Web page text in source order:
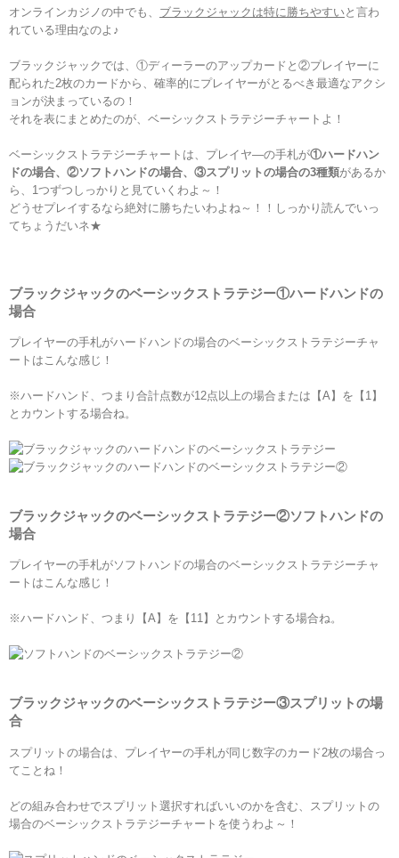
オンラインカジノの中でも、 ブラックジャックは特に勝ちやすいと言わ
れている理由なのよ♪
ブラックジャックでは、①ディーラーのアップカードと②プレイヤーに
配られた2枚のカードから、確率的にプレイヤーがとるべき最適なアクシ
ョンが決まっているの！
それを表にまとめたのが、ベーシックストラテジーチャートよ！
ベーシックストラテジーチャートは、プレイヤ―の手札が①ハードハン
ドの場合、②ソフトハンドの場合、③スプリットの場合の3種類があるか
ら、1つずつしっかりと見ていくわよ～！
どうせプレイするなら絶対に勝ちたいわよね～！！しっかり読んでいっ
てちょうだいネ★
ブラックジャックのベーシックストラテジー①ハードハンドの
場合
プレイヤーの手札がハードハンドの場合のベーシックストラテジーチャ
ートはこんな感じ ！
※ハードハンド、つまり合計点数が12点以上の場合または 【A】を【1】
とカウントする場合ね。
ブラックジャックのベーシックストラテジー②ソフトハンドの
場合
プレイヤーの手札がソフトハンドの場合のベーシックストラテジーチャ
ートはこんな感じ ！
※ハードハンド、つまり【A】を【11】とカウントする場合ね。
ブラックジャックのベーシックストラテジー③スプリットの場
合
スプリットの場合は、 プレイヤーの手札が同じ数字のカード2枚の場合っ
てことね！
どの組み合わせでスプリット選択すればいいのかを含む、
スプリットの
場合のベーシックストラテジーチャートを使うわよ～ ！